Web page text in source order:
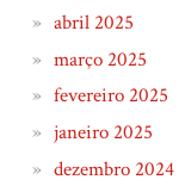
abril 2025
março 2025
fevereiro 2025
janeiro 2025
dezembro 2024